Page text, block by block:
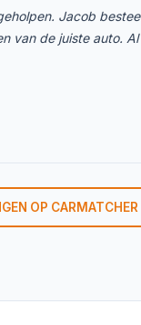
Jacob
van de juiste auto. Al
OP